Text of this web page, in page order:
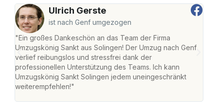
Ulrich Gerste
ist nach Genf umgezogen
"Ein großes Dankeschön an das Team der Firma
Umzugskönig Sankt aus Solingen! Der Umzug nach Genf
verlief reibungslos und stressfrei dank der
professionellen Unterstützung des Teams. Ich kann
Umzugskönig Sankt Solingen jedem uneingeschränkt
weiterempfehlen!"